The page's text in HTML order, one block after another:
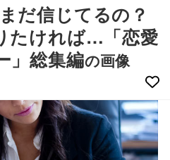
だ信じてるの？
たければ…「恋愛
」総集編の画像